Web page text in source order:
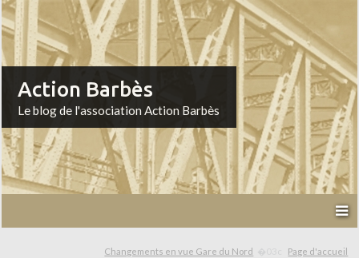
Action Barbès
Le blog de l'association Action Barbès
Changements en vue Gare du Nord Page d'accueil